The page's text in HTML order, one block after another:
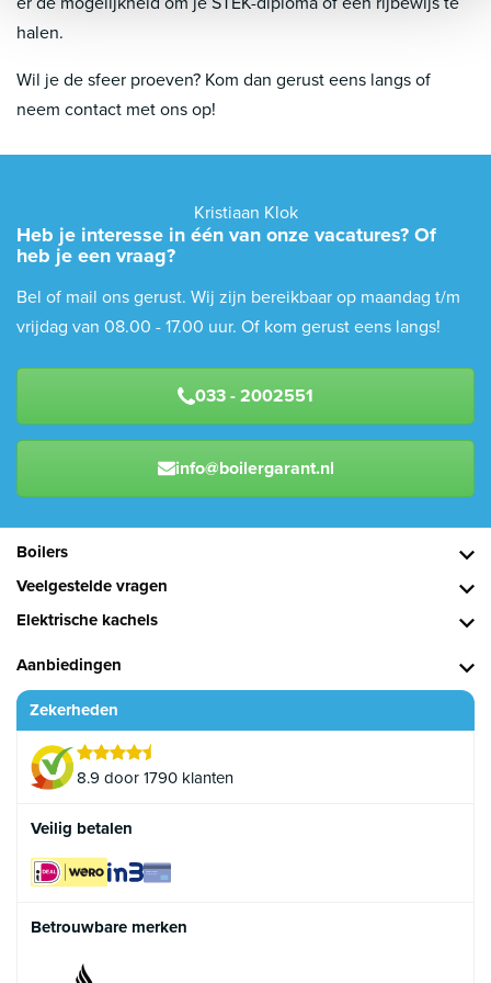
halen.
Wil je de sfeer proeven? Kom dan gerust eens langs of
neem contact met ons op!
Kristiaan Klok
Heb je interesse in één van onze vacatures? Of
heb je een vraag?
Bel of mail ons gerust. Wij zijn bereikbaar op maandag t/m
vrijdag van 08.00 - 17.00 uur. Of kom gerust eens langs!
033 - 2002551
info@boilergarant.nl
Boilers
Veelgestelde vragen
Elektrische kachels
Aanbiedingen
Zekerheden
8.9 door 1790 klanten
Veilig betalen
Betrouwbare merken